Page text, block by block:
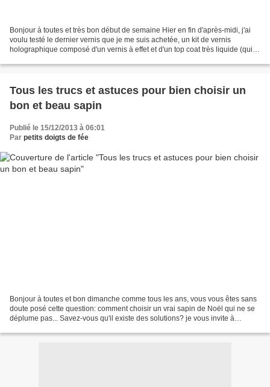
Bonjour à toutes et très bon début de semaine Hier en fin d'après-midi, j'ai
voulu testé le dernier vernis que je me suis achetée, un kit de vernis
holographique composé d'un vernis à effet et d'un top coat très liquide (qui
Tous les trucs et astuces pour bien choisir un
bon et beau sapin
Publié le 15/12/2013 à 06:01
Par petits doigts de fée
Bonjour à toutes et bon dimanche comme tous les ans, vous vous êtes sans
doute posé cette question: comment choisir un vrai sapin de Noël qui ne se
déplume pas... Savez-vous qu'il existe des solutions? je vous invite à